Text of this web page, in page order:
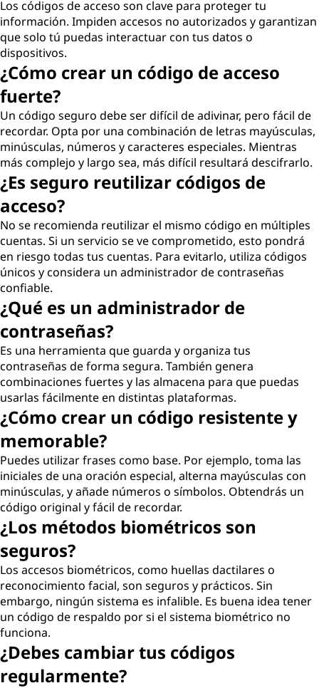
Los códigos de acceso son clave para proteger tu
información. Impiden accesos no autorizados y garantizan
que solo tú puedas interactuar con tus datos o
dispositivos.
¿Cómo crear un código de acceso
fuerte?
Un código seguro debe ser difícil de adivinar, pero fácil de
recordar. Opta por una combinación de letras mayúsculas,
minúsculas, números y caracteres especiales. Mientras
más complejo y largo sea, más difícil resultará descifrarlo.
¿Es seguro reutilizar códigos de
acceso?
No se recomienda reutilizar el mismo código en múltiples
cuentas. Si un servicio se ve comprometido, esto pondrá
en riesgo todas tus cuentas. Para evitarlo, utiliza códigos
únicos y considera un administrador de contraseñas
confiable.
¿Qué es un administrador de
contraseñas?
Es una herramienta que guarda y organiza tus
contraseñas de forma segura. También genera
combinaciones fuertes y las almacena para que puedas
usarlas fácilmente en distintas plataformas.
¿Cómo crear un código resistente y
memorable?
Puedes utilizar frases como base. Por ejemplo, toma las
iniciales de una oración especial, alterna mayúsculas con
minúsculas, y añade números o símbolos. Obtendrás un
código original y fácil de recordar.
¿Los métodos biométricos son
seguros?
Los accesos biométricos, como huellas dactilares o
reconocimiento facial, son seguros y prácticos. Sin
embargo, ningún sistema es infalible. Es buena idea tener
un código de respaldo por si el sistema biométrico no
funciona.
¿Debes cambiar tus códigos
regularmente?